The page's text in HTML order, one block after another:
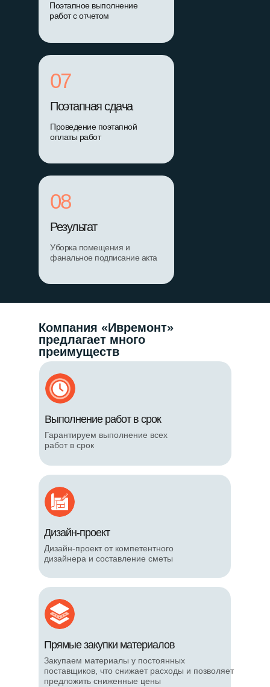
Поэтапное выполнение
работ с отчетом
07
Проведение поэтапной
оплаты работ
Поэтапная сдача
08
Уборка помещения и
фанальное подписание акта
Результат
Компания «Ивремонт»
предлагает много
преимуществ
Гарантируем выполнение всех
работ в срок
Выполнение работ в срок
Дизайн-проект от компетентного
дизайнера и составление сметы
Дизайн-проект
Закупаем материалы у постоянных
поставщиков, что снижает расходы и позволяет
предложить сниженные цены
Прямые закупки материалов